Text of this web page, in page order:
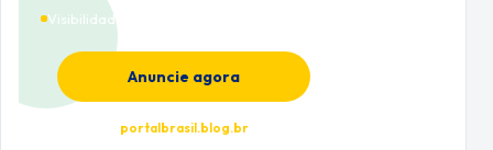
Visibilidade premium
Anuncie agora
portalbrasil.blog.br